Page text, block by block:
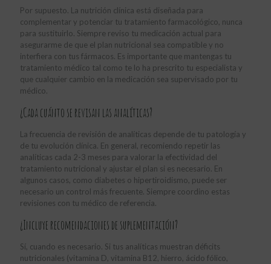
Por supuesto. La nutrición clínica está diseñada para
complementar y potenciar tu tratamiento farmacológico, nunca
para sustituirlo. Siempre reviso tu medicación actual para
asegurarme de que el plan nutricional sea compatible y no
interfiera con tus fármacos. Es importante que mantengas tu
tratamiento médico tal como te lo ha prescrito tu especialista y
que cualquier cambio en la medicación sea supervisado por tu
médico.
¿Cada cuánto se revisan las analíticas?
La frecuencia de revisión de analíticas depende de tu patología y
de tu evolución clínica. En general, recomiendo repetir las
analíticas cada 2-3 meses para valorar la efectividad del
tratamiento nutricional y ajustar el plan si es necesario. En
algunos casos, como diabetes o hipertiroidismo, puede ser
necesario un control más frecuente. Siempre coordino estas
revisiones con tu médico de referencia.
¿Incluye recomendaciones de suplementación?
Sí, cuando es necesario. Si tus analíticas muestran déficits
nutricionales (vitamina D, vitamina B12, hierro, ácido fólico,